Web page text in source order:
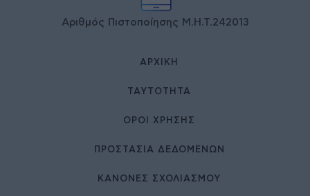
Αριθμός Πιστοποίησης Μ.Η.Τ.242013
ΑΡΧΙΚΉ
ΤΑΥΤΌΤΗΤΑ
ΌΡΟΙ ΧΡΉΣΗΣ
ΠΡΟΣΤΑΣΙΑ ΔΕΔΟΜΕΝΩΝ
ΚΑΝΟΝΕΣ ΣΧΟΛΙΑΣΜΟΥ